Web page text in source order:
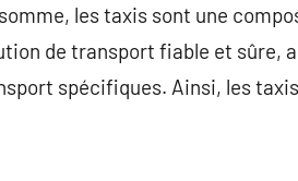
les taxis sont une
de transport fiable et sûre,
spécifiques. Ainsi, les